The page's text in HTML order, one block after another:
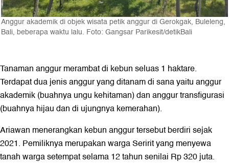
Anggur akademik di objek wisata petik anggur di Gerokgak, Buleleng,
Bali, beberapa waktu lalu. Foto: Gangsar Parikesit/detikBali
Tanaman anggur merambat di kebun seluas 1 haktare.
Terdapat dua jenis anggur yang ditanam di sana yaitu anggur
akademik (buahnya ungu kehitaman) dan anggur transfigurasi
(buahnya hijau dan di ujungnya kemerahan).
Ariawan menerangkan kebun anggur tersebut berdiri sejak
2021. Pemiliknya merupakan warga Seririt yang menyewa
tanah warga setempat selama 12 tahun senilai Rp 320 juta.